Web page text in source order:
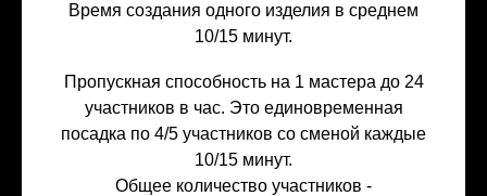
Время создания одного изделия в среднем
10/15 минут.
Пропускная способность на 1 мастера до 24
участников в час. Это единовременная
посадка по 4/5 участников со сменой каждые
10/15 минут.
Общее количество участников -